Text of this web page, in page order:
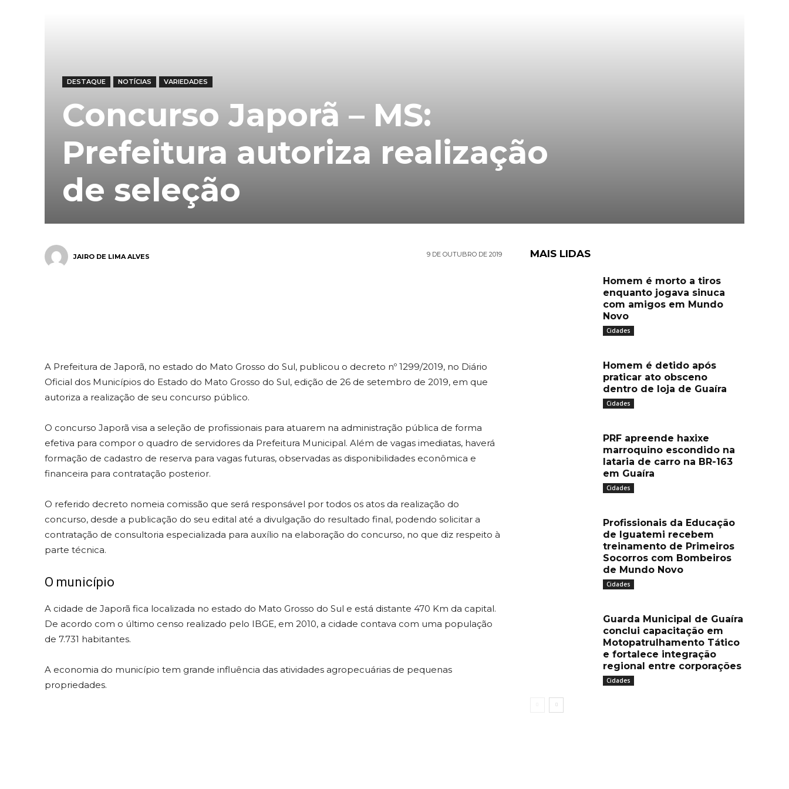
DESTAQUE NOTÍCIAS VARIEDADES
Concurso Japorã – MS:
Prefeitura autoriza realização
de seleção
JAIRO DE LIMA ALVES 9 DE OUTUBRO DE 2019
A Prefeitura de Japorã, no estado do Mato Grosso do Sul, publicou o decreto nº 1299/2019, no Diário
Oficial dos Municípios do Estado do Mato Grosso do Sul, edição de 26 de setembro de 2019, em que
autoriza a realização de seu concurso público.
O concurso Japorã visa a seleção de profissionais para atuarem na administração pública de forma
efetiva para compor o quadro de servidores da Prefeitura Municipal. Além de vagas imediatas, haverá
formação de cadastro de reserva para vagas futuras, observadas as disponibilidades econômica e
financeira para contratação posterior.
O referido decreto nomeia comissão que será responsável por todos os atos da realização do
concurso, desde a publicação do seu edital até a divulgação do resultado final, podendo solicitar a
contratação de consultoria especializada para auxílio na elaboração do concurso, no que diz respeito à
parte técnica.
O município
A cidade de Japorã fica localizada no estado do Mato Grosso do Sul e está distante 470 Km da capital.
De acordo com o último censo realizado pelo IBGE, em 2010, a cidade contava com uma população
de 7.731 habitantes.
A economia do município tem grande influência das atividades agropecuárias de pequenas
propriedades.
MAIS LIDAS
Homem é morto a tiros
enquanto jogava sinuca
com amigos em Mundo
Novo
Cidades
Homem é detido após
praticar ato obsceno
dentro de loja de Guaíra
Cidades
PRF apreende haxixe
marroquino escondido na
lataria de carro na BR-163
em Guaíra
Cidades
Profissionais da Educação
de Iguatemi recebem
treinamento de Primeiros
Socorros com Bombeiros
de Mundo Novo
Cidades
Guarda Municipal de Guaíra
conclui capacitação em
Motopatrulhamento Tático
e fortalece integração
regional entre corporações
Cidades